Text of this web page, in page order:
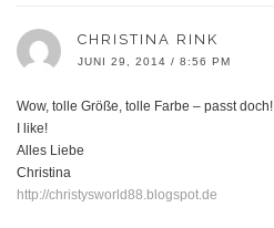
CHRISTINA RINK
JUNI 29, 2014 / 8:56 PM
Wow, tolle Größe, tolle Farbe – passt doch!
I like!
Alles Liebe
Christina
http://christysworld88.blogspot.de